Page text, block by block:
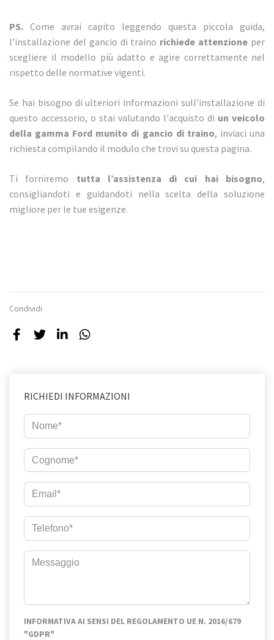
PS. Come avrai capito leggendo questa piccola guida,
l’installazione del gancio di traino richiede attenzione per
scegliere il modello più adatto e agire correttamente nel
rispetto delle normative vigenti.
Se hai bisogno di ulteriori informazioni sull’installazione di
questo accessorio, o stai valutando l'acquisto di un veicolo
della gamma Ford munito di gancio di traino, inviaci una
richiesta compilando il modulo che trovi su questa pagina.
Ti forniremo tutta l’assistenza di cui hai bisogno,
consigliandoti e guidandoti nella scelta della soluzione
migliore per le tue esigenze.
Condividi
RICHIEDI INFORMAZIONI
INFORMATIVA AI SENSI DEL REGOLAMENTO UE N. 2016/679
"GDPR"